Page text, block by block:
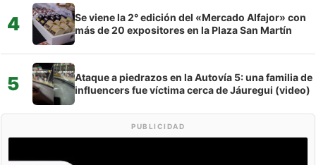
4
Se viene la 2° edición del «Mercado Alfajor» con
más de 20 expositores en la Plaza San Martín
5
Ataque a piedrazos en la Autovía 5: una familia de
influencers fue víctima cerca de Jáuregui (video)
PUBLICIDAD